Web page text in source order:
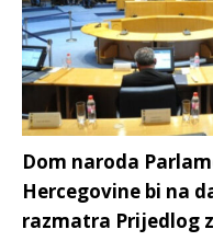
Dom naroda
Hercegovine bi na
razmatra Prijedlog